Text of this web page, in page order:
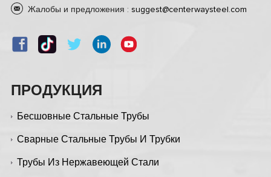
Жалобы и предложения : suggest@centerwaysteel.com
ПРОДУКЦИЯ
Бесшовные Стальные Трубы
Сварные Стальные Трубы И Трубки
Трубы Из Нержавеющей Стали